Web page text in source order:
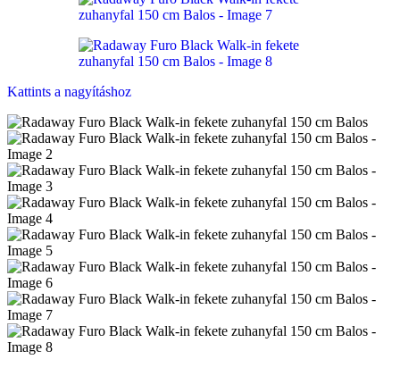
Kattints a nagyításhoz